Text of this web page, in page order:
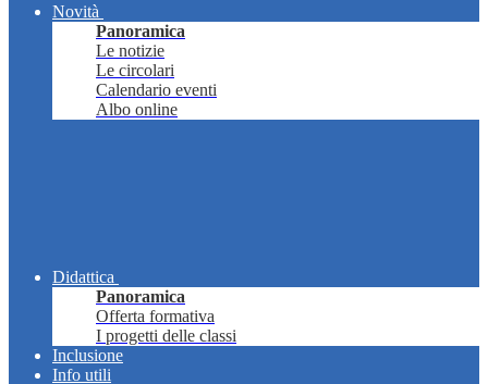
Novità
Panoramica
Le notizie
Le circolari
Calendario eventi
Albo online
Didattica
Panoramica
Offerta formativa
I progetti delle classi
Inclusione
Info utili